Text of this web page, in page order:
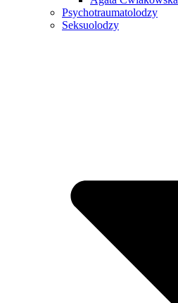
Psychotraumatolodzy
Seksuolodzy